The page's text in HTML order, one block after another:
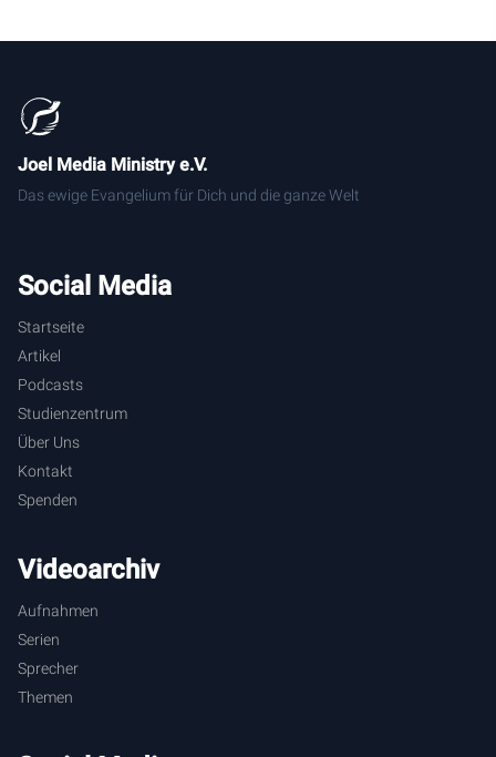
Joel Media Ministry e.V.
Das ewige Evangelium für Dich und die ganze Welt
Social Media
Startseite
Artikel
Podcasts
Studienzentrum
Über Uns
Kontakt
Spenden
Videoarchiv
Aufnahmen
Serien
Sprecher
Themen